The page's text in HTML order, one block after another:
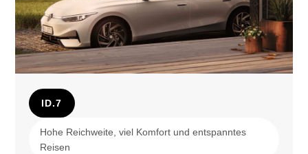
ID.7
Hohe Reichweite, viel Komfort und entspanntes
Reisen